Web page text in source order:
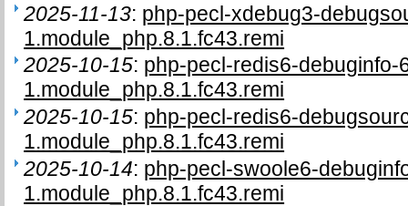
2025-11-13: php-pecl-xdebug3-
1.module_php.8.1.fc43.remi
2025-10-15: php-pecl-redis6-debuginfo-
1.module_php.8.1.fc43.remi
2025-10-15: php-pecl-redis6-
1.module_php.8.1.fc43.remi
2025-10-14: php-pecl-swoole6-
1.module_php.8.1.fc43.remi